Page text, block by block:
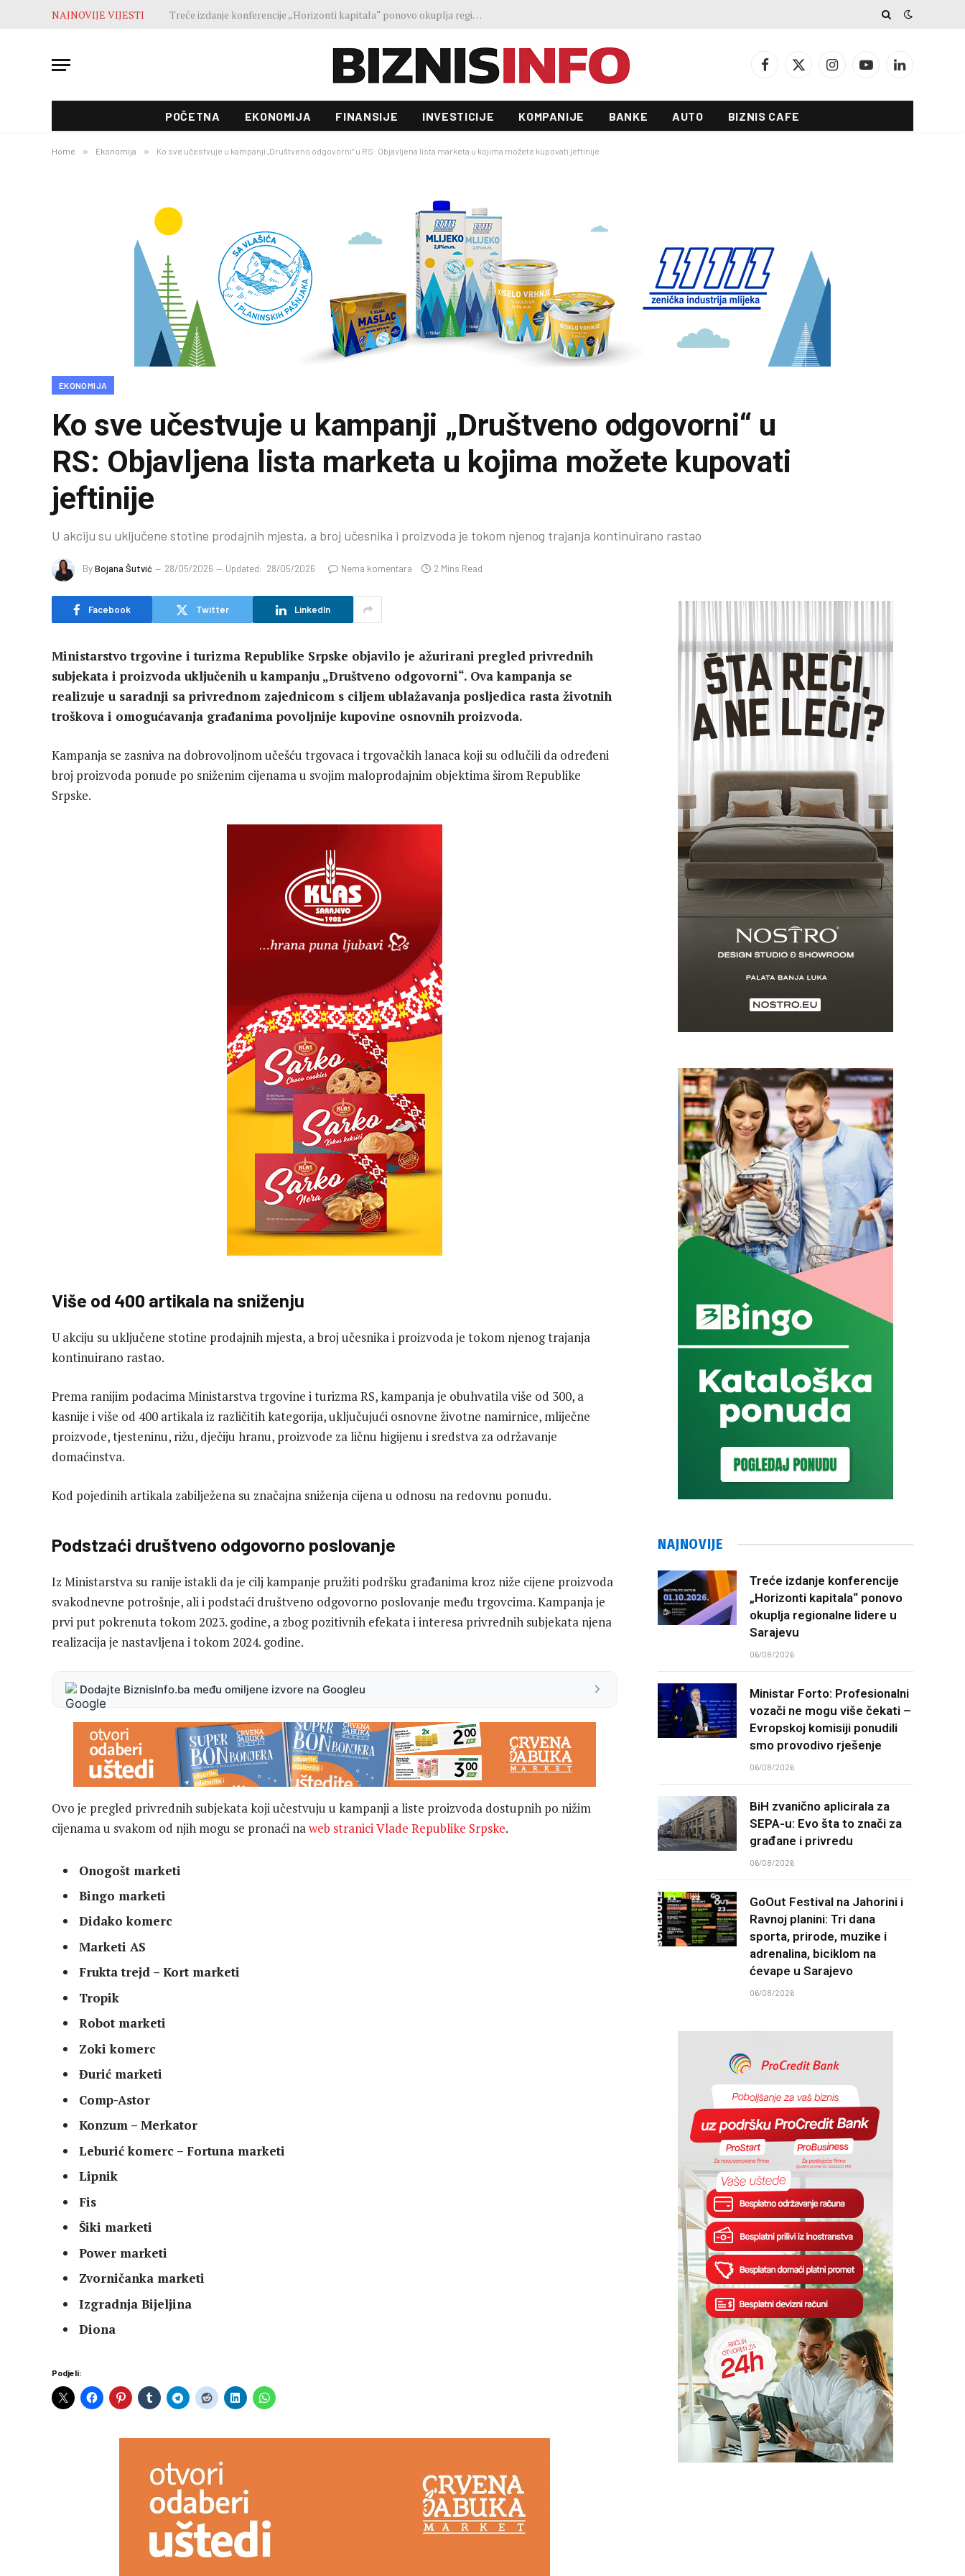
NAJNOVIJE VIJESTI Ministar Forto: Profesionalni vozači ne mogu više čekati – Evropskoj komisiji ponudili smo provodivo rješenje
Facebook
X
InstagramYouTubeLinkedIn
POČETNA EKONOMIJA FINANSIJE INVESTICIJE KOMPANIJE BANKE AUTO BIZNIS CAFE
Home » Ekonomija » Ko sve učestvuje u kampanji „Društveno odgovorni“ u RS: Objavljena lista marketa u kojima možete kupovati jeftinije
EKONOMIJA
Ko sve učestvuje u kampanji „Društveno odgovorni“ u
RS: Objavljena lista marketa u kojima možete kupovati
jeftinije
U akciju su uključene stotine prodajnih mjesta, a broj učesnika i proizvoda je tokom njenog trajanja kontinuirano rastao
ByBojana Šutvić 28/05/2026 Updated: 28/05/2026 Nema komentara 2 Mins Read
Facebook Twitter LinkedIn
Ministarstvo trgovine i turizma Republike Srpske objavilo je ažurirani pregled privrednih
subjekata i proizvoda uključenih u kampanju „Društveno odgovorni“. Ova kampanja se
realizuje u saradnji sa privrednom zajednicom s ciljem ublažavanja posljedica rasta životnih
troškova i omogućavanja građanima povoljnije kupovine osnovnih proizvoda.
Kampanja se zasniva na dobrovoljnom učešću trgovaca i trgovačkih lanaca koji su odlučili da određeni
broj proizvoda ponude po sniženim cijenama u svojim maloprodajnim objektima širom Republike
Srpske.
Više od 400 artikala na sniženju
U akciju su uključene stotine prodajnih mjesta, a broj učesnika i proizvoda je tokom njenog trajanja
kontinuirano rastao.
Prema ranijim podacima Ministarstva trgovine i turizma RS, kampanja je obuhvatila više od 300, a
kasnije i više od 400 artikala iz različitih kategorija, uključujući osnovne životne namirnice, mliječne
proizvode, tjesteninu, rižu, dječiju hranu, proizvode za ličnu higijenu i sredstva za održavanje
domaćinstva.
Kod pojedinih artikala zabilježena su značajna sniženja cijena u odnosu na redovnu ponudu.
Podstzaći društveno odgovorno poslovanje
Iz Ministarstva su ranije istakli da je cilj kampanje pružiti podršku građanima kroz niže cijene proizvoda
svakodnevne potrošnje, ali i podstaći društveno odgovorno poslovanje među trgovcima. Kampanja je
prvi put pokrenuta tokom 2023. godine, a zbog pozitivnih efekata i interesa privrednih subjekata njena
realizacija je nastavljena i tokom 2024. godine.
Dodajte BiznisInfo.ba među omiljene izvore na Googleu
Ovo je pregled privrednih subjekata koji učestvuju u kampanji a liste proizvoda dostupnih po nižim
cijenama u svakom od njih mogu se pronaći naweb stranici Vlade Republike Srpske.
Onogošt marketi
Bingo marketi
Didako komerc
Marketi AS
Frukta trejd – Kort marketi
Tropik
Robot marketi
Zoki komerc
Đurić marketi
Comp-Astor
Konzum – Merkator
Leburić komerc – Fortuna marketi
Lipnik
Fis
Šiki marketi
Power marketi
Zvorničanka marketi
Izgradnja Bijeljina
Diona
Podjeli:
NAJNOVIJE
Treće izdanje konferencije
„Horizonti kapitala“ ponovo
okuplja regionalne lidere u
Sarajevu
06/08/2026
Ministar Forto: Profesionalni
vozači ne mogu više čekati –
Evropskoj komisiji ponudili
smo provodivo rješenje
06/08/2026
BiH zvanično aplicirala za
SEPA-u: Evo šta to znači za
građane i privredu
06/08/2026
GoOut Festival na Jahorini i
Ravnoj planini: Tri dana
sporta, prirode, muzike i
adrenalina, biciklom na
ćevape u Sarajevo
06/08/2026